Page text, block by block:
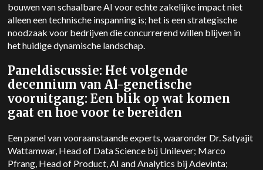
bouwen van schaalbare AI voor echte zakelijke impact niet
alleen een technische inspanning is; het is een strategische
noodzaak voor bedrijven die concurrerend willen blijven in
het huidige dynamische landschap.
Paneldiscussie: Het volgende
decennium van AI-genetische
vooruitgang: Een blik op wat komen
gaat en hoe voor te bereiden
Een panel van vooraanstaande experts, waaronder Dr. Satyajit
Wattamwar, Head of Data Science bij Unilever; Marco
Pfrang, Head of Product, AI and Analytics bij Adevinta;